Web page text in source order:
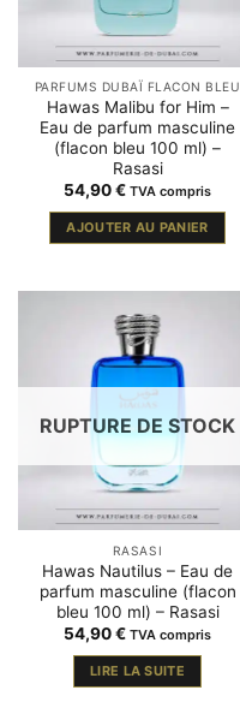
PARFUMS DUBAÏ FLACON BLEU
Hawas Malibu for Him –
Eau de parfum masculine
(flacon bleu 100 ml) –
Rasasi
54,90€ TVA compris
AJOUTER AU PANIER
RUPTURE DE STOCK
RASASI
Hawas Nautilus – Eau de
parfum masculine (flacon
bleu 100 ml) – Rasasi
54,90€ TVA compris
LIRE LA SUITE